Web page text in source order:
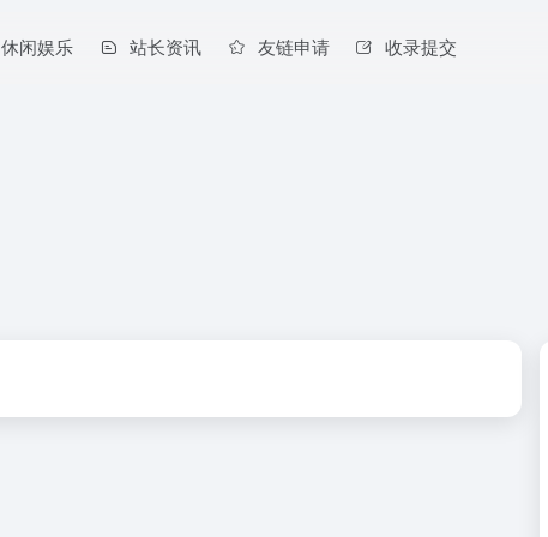
休闲娱乐 站长资讯 友链申请 收录提交